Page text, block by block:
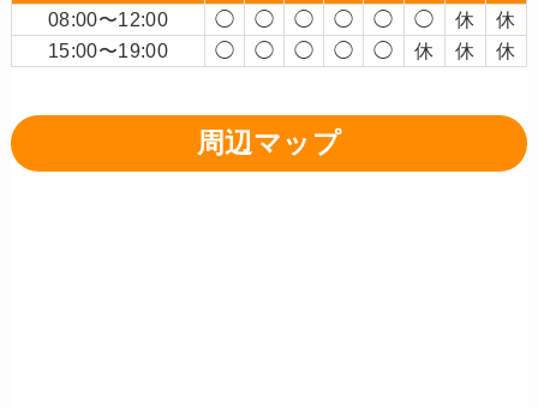
08:00〜12:00
◯ ◯ ◯ ◯ ◯ ◯ 休
休
15:00〜19:00
◯ ◯ ◯ ◯ ◯ 休 休 休
周辺マップ